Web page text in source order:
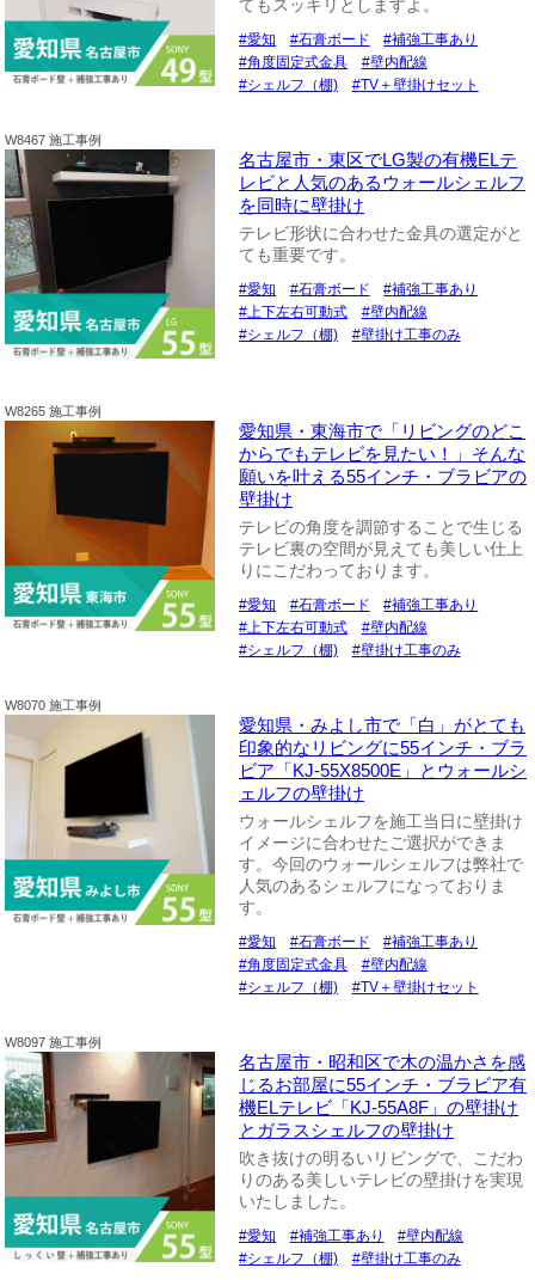
てもスッキリとしますよ。
愛知 石膏ボード
補強工事あり
角度固定式金具
壁内配線
シェルフ（棚)
TV＋壁掛けセット
W8467 施工事例
名古屋市・東区でLG製の有機ELテ
レビと人気のあるウォールシェルフ
を同時に壁掛け
テレビ形状に合わせた金具の選定がと
ても重要です。
愛知 石膏ボード
補強工事あり
上下左右可動式
壁内配線
シェルフ（棚)
壁掛け工事のみ
W8265 施工事例
愛知県・東海市で「リビングのどこ
からでもテレビを見たい！」そんな
願いを叶える55インチ・ブラビアの
壁掛け
テレビの角度を調節することで生じる
テレビ裏の空間が見えても美しい仕上
りにこだわっております。
愛知 石膏ボード
補強工事あり
上下左右可動式
壁内配線
シェルフ（棚)
壁掛け工事のみ
W8070 施工事例
愛知県・みよし市で「白」がとても
印象的なリビングに55インチ・ブラ
ビア「KJ-55X8500E」とウォールシ
ェルフの壁掛け
ウォールシェルフを施工当日に壁掛け
イメージに合わせたご選択ができま
す。今回のウォールシェルフは弊社で
人気のあるシェルフになっておりま
す。
愛知 石膏ボード
補強工事あり
角度固定式金具
壁内配線
シェルフ（棚)
TV＋壁掛けセット
W8097 施工事例
名古屋市・昭和区で木の温かさを感
じるお部屋に55インチ・ブラビア有
機ELテレビ「KJ-55A8F」の壁掛け
とガラスシェルフの壁掛け
吹き抜けの明るいリビングで、こだわ
りのある美しいテレビの壁掛けを実現
いたしました。
愛知 補強工事あり
壁内配線
シェルフ（棚)
壁掛け工事のみ